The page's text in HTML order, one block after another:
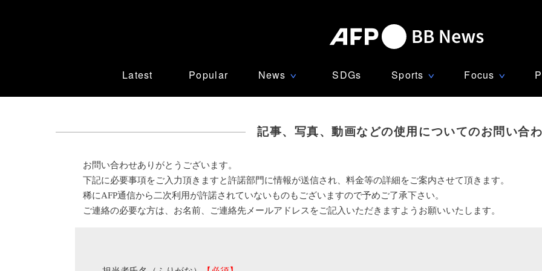
Latest Popular News ∨ SDGs Sports ∨ Focus ∨
記事、写真、動画などの使用についてのお問い合
お問い合わせありがとうございます。
下記に必要事項をご入力頂きますと許諾部門に情報が送信され、料金等の詳細をご案内させて頂きます。
稀にAFP通信から二次利用が許諾されていないものもございますので予めご了承下さい。
ご連絡の必要な方は、お名前、ご連絡先メールアドレスをご記入いただきますようお願いいたします。